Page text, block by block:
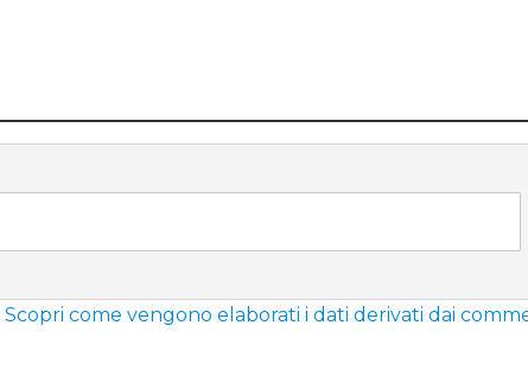
Scopri come vengono elaborati i dati derivati dai